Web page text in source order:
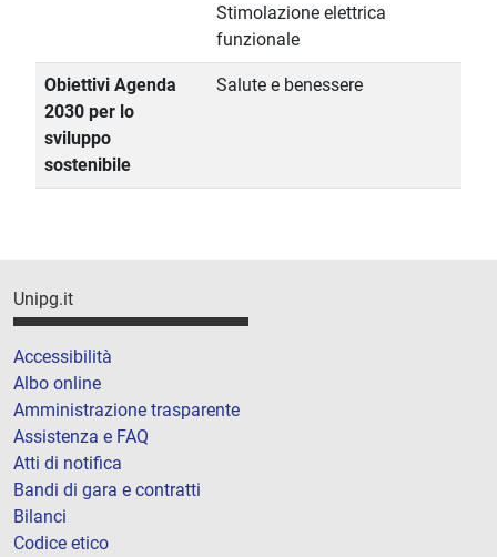
Stimolazione elettrica
funzionale
Obiettivi Agenda
2030 per lo
sviluppo
sostenibile
Salute e benessere
Unipg.it
Accessibilità
Albo online
Amministrazione trasparente
Assistenza e FAQ
Atti di notifica
Bandi di gara e contratti
Bilanci
Codice etico